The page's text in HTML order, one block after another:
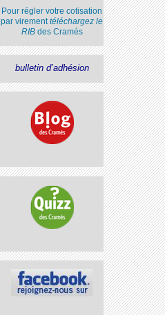
Pour régler votre cotisation
par virementtéléchargez le
RIBdes Cramés
bulletin d’adhésion